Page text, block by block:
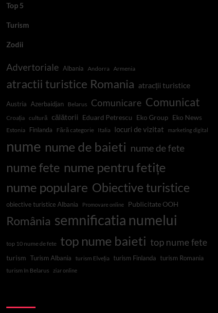
Top 5
Turism
Zodii
Advertoriale Albania Andorra Armenia
atractii turistice Romania atracții turistice
Austria Azerbaidjan Belarus Comunicare Comunicat
Croația cultură călătorii Eduard Petrescu Eko Group Eko News
Estonia Finlanda Fără categorie Italia locuri de vizitat marketing digital
nume nume de baieti nume de fete
nume fete nume pentru fetițe
nume populare Obiective turistice
obiective turistice Albania Promovare online Publicitate OOH
România semnificatia numelui
top 10 nume de fete top nume baieti top nume fete
turism Turism Albania turism Elveția turism Finlanda turism Romania
turism în Belarus ziar online